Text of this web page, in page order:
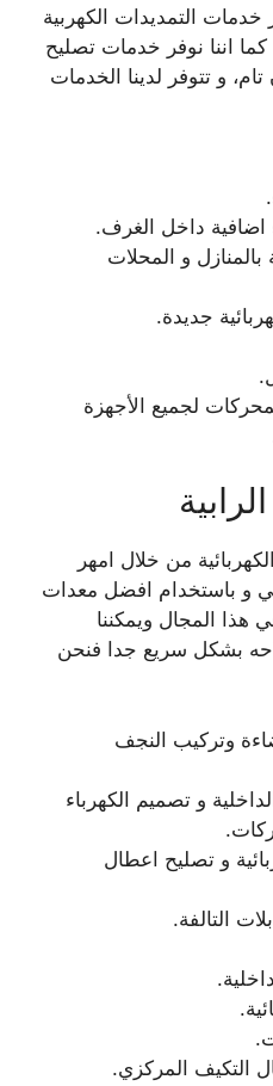
خدمات التمديدات الكهربية
اننا نوفر خدمات تصليح
و تتوفر لدينا الخدمات
اضافية داخل الغرف.
و المحلات
جديدة.
لجميع الأجهزة
من خلال امهر
و باستخدام افضل معدات
هذا المجال ويمكننا
بشكل سريع جدا فنحن
وتركيب النجف
و تصميم الكهرباء
و تصليح اعطال
التالفة.
التكيف المركزي.